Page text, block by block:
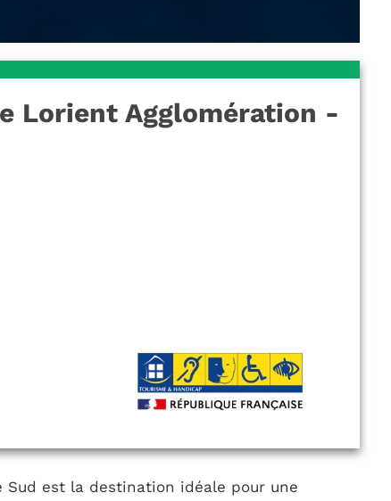
Lorient Agglomération -
Sud est la destination idéale pour une